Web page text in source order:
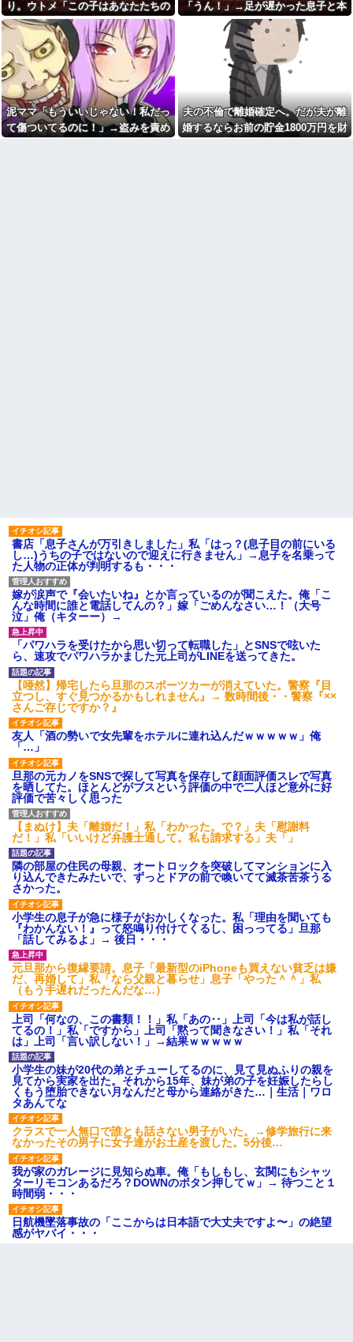
客にお気持ち表明してしまう←
コレどっちが悪いん
や？？？？？？
マックの招待券を使おうとし
たら店員に番号を聞かれた。激
怒した僕は「どうしてくれんね
ん！！！無料券よこせ
や！！！！」と怒鳴って…
マンションの隣人「盗聴器が
見つかったの」私「まさかうち
も？」→業者に調査を依頼した
ら、犯人の正体まで見えてき
私「初めて飲む味だけどなん
のお茶？」彼「ちっ！」私「」
【GIF】JSのカンチョーワロ
タ
後続車にクラクションを鳴ら
され彼氏が逆切れ。「何クラク
ション鳴らしてんだ！降りてこ
いよ！」と怒鳴りだし...
【衝撃】報酬100万円超の治験
募集がこちらｗｗｗｗｗ(※画像
あり)
【ネット騒然】惨殺されたタ
ワマン頂き女子のこの動画、す
げえええええｗｗｗｗｗｗｗｗ
ｗｗｗ
【愕然】白のクラウン俺氏、
高速道路左車線を制限速度で走
った結果wwwwwwwwwwww
百年の恋12-899 食べた量を
張り合ってくる
【悲報】佐藤輝明・・・２軍
でも盛大にやらかす←あまり悲
しませないでくれ
帰省した私（29歳事務職）
「ハンバーグ食べたい」→オカ
ン「ハンバーグに唐揚げサラダ
と手作りコーンスープ添えた
で！」なぜ実家の母親は子供が
30歳になっても「高校生運動部
レベルのガッツリ飯」を作って
しまうのか？
ヘンタイがいたんだけど兄貴
じゃないよね
【悲報】俺の行為人生があと5
年wwwwその理由がこれ
り。ウトメ「この子はあなたたちの
子として育てて」旦那「ありがと
う」私「勝手に決めないで！」→修
羅場になり…
「うん！」→足が遅かった息子と本
気で遊び続けた10年後…
泥ママ「もういいじゃない！私だっ
て傷ついてるのに！」→盗みを責め
夫の不倫で離婚確定へ。だが夫が離
婚するならお前の貯金1800万円を財
書店「息子さんが万引きしました」私「はっ？(息子目の前にいる
し…)うちの子ではないので迎えに行きません」→息子を名乗って
た人物の正体が判明するも・・・
嫁が涙声で『会いたいね』とか言っているのが聞こえた。俺「こ
んな時間に誰と電話してんの？」嫁「ごめんなさい…！（大号
泣」俺（キターー）→
「パワハラを受けたから思い切って転職した」とSNSで呟いた
ら、速攻でパワハラかました元上司がLINEを送ってきた。
【唖然】帰宅したら旦那のスポーツカーが消えていた。警察『目
立つし、すぐ見つかるかもしれません』→ 数時間後・・警察『××
さんご存じですか？』
友人「酒の勢いで女先輩をホテルに連れ込んだｗｗｗｗｗ」俺
「…」
旦那の元カノをSNSで探して写真を保存して顔面評価スレで写真
を晒してた。ほとんどがブスという評価の中で二人ほど意外に好
評価で苦々しく思った
【まぬけ】夫「離婚だ！」私「わかった。で？」夫「慰謝料
だ！」私「いいけど弁護士通して。私も請求する」夫「」
隣の部屋の住民の母親、オートロックを突破してマンションに入
り込んできたみたいで、ずっとドアの前で喚いてて滅茶苦茶うる
さかった。
小学生の息子が急に様子がおかしくなった。私「理由を聞いても
『わかんない！』って怒鳴り付けてくるし、困っってる」旦那
「話してみるよ」→ 後日・・・
元旦那から復縁要請。息子「最新型のiPhoneも買えない貧乏は嫌
だ、再婚して」私「なら父親と暮らせ」息子「やった＾＾」私
（もう手遅れだったんだな…）
上司「何なの、この書類！！」私「あの‥」上司「今は私が話し
てるの！」私「ですから」上司「黙って聞きなさい！」私「それ
は」上司「言い訳しない！」→結果ｗｗｗｗｗ
小学生の妹が20代の弟とチューしてるのに、見て見ぬふりの親を
見てから実家を出た。それから15年、妹が弟の子を妊娠したらし
くもう堕胎できない月なんだと母から連絡がきた…｜生活｜ワロ
タあんてな
クラスで一人無口で誰とも話さない男子がいた。→修学旅行に来
なかったその男子に女子達がお土産を渡した。5分後…
我が家のガレージに見知らぬ車。俺「もしもし、玄関にもシャッ
ターリモコンあるだろ？DOWNのボタン押してｗ」→ 待つこと１
時間弱・・・
日航機墜落事故の「ここからは日本語で大丈夫ですよ〜」の絶望
感がヤバイ・・・